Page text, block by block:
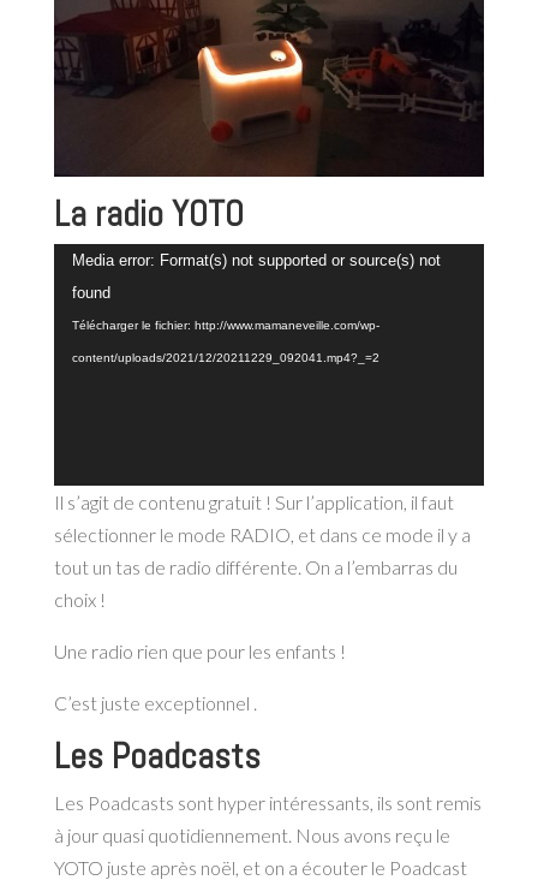
La radio YOTO
Lecteur
vidéo
Media error: Format(s) not supported or source(s) not
found
Télécharger le fichier: http://www.mamaneveille.com/wp-
content/uploads/2021/12/20211229_092041.mp4?_=2
Il s’agit de contenu gratuit ! Sur l’application, il faut
sélectionner le mode RADIO, et dans ce mode il y a
tout un tas de radio différente. On a l’embarras du
choix !
Une radio rien que pour les enfants !
C’est juste exceptionnel .
Les Poadcasts
Les Poadcasts sont hyper intéressants, ils sont remis
à jour quasi quotidiennement. Nous avons reçu le
YOTO juste après noël, et on a écouter le Poadcast